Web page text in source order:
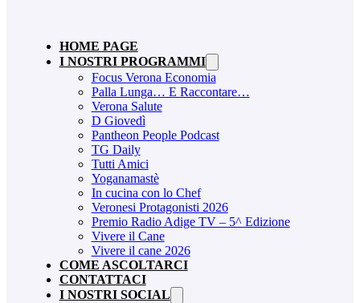
HOME PAGE
I NOSTRI PROGRAMMI
Focus Verona Economia
Palla Lunga… E Raccontare…
Verona Salute
D Giovedì
Pantheon People Podcast
TG Daily
Tutti Amici
Yoganamastè
In cucina con lo Chef
Veronesi Protagonisti 2026
Premio Radio Adige TV – 5^ Edizione
Vivere il Cane
Vivere il cane 2026
COME ASCOLTARCI
CONTATTACI
I NOSTRI SOCIAL